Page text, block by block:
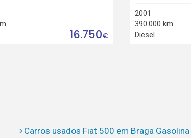
16.750€
2001
390.000 km
Diesel
Carros usados Fiat 500 em Braga Gasolina